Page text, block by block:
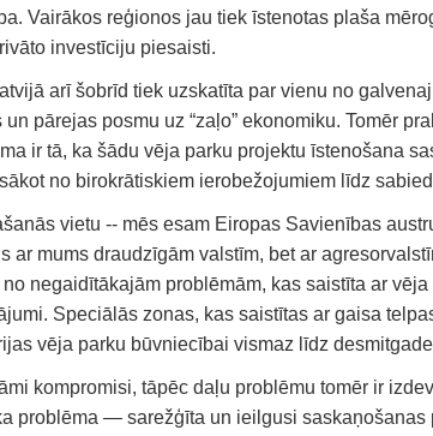
Vairākos reģionos jau tiek īstenotas plaša
investīciju piesaisti.
arī šobrīd tiek uzskatīta par vienu no
pārejas posmu uz “zaļo” ekonomiku. Tomēr
ir tā, ka šādu vēja parku projektu īstenošana
no birokrātiskiem ierobežojumiem līdz
vietu -- mēs esam Eiropas Savienības
ar mums draudzīgām valstīm, bet ar
negaidītākajām problēmām, kas saistīta ar
Speciālās zonas, kas saistītas ar gaisa
vēja parku būvniecībai vismaz līdz
kompromisi, tāpēc daļu problēmu tomēr ir
problēma — sarežģīta un ieilgusi saskaņošanas